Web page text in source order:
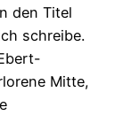
den Titel
schreibe.
Mitte,